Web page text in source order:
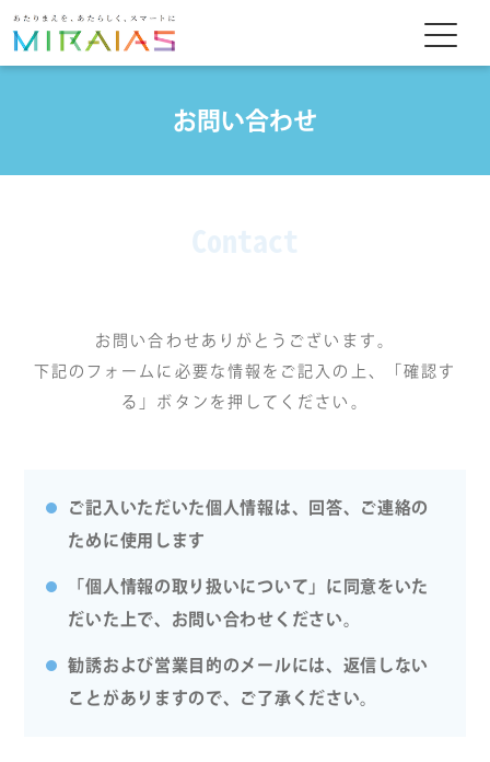
お問い合わせ
お問い合わせありがとうございます。
下記のフォームに必要な情報をご記入の上、「確認す
る」ボタンを押してください。
ご記入いただいた個人情報は、回答、ご連絡の
ために使用します
「個人情報の取り扱いについて」に同意をいた
だいた上で、お問い合わせください。
勧誘および営業目的のメールには、返信しない
ことがありますので、ご了承ください。